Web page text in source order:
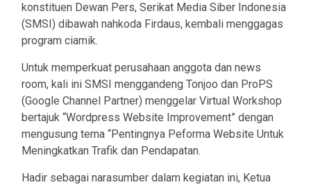
konstituen Dewan Pers, Serikat Media Siber Indonesia
(SMSI) dibawah nahkoda Firdaus, kembali menggagas
program ciamik.
Untuk memperkuat perusahaan anggota dan news
room, kali ini SMSI menggandeng Tonjoo dan ProPS
(Google Channel Partner) menggelar Virtual Workshop
bertajuk “Wordpress Website Improvement” dengan
mengusung tema “Pentingnya Peforma Website Untuk
Meningkatkan Trafik dan Pendapatan.
Hadir sebagai narasumber dalam kegiatan ini, Ketua